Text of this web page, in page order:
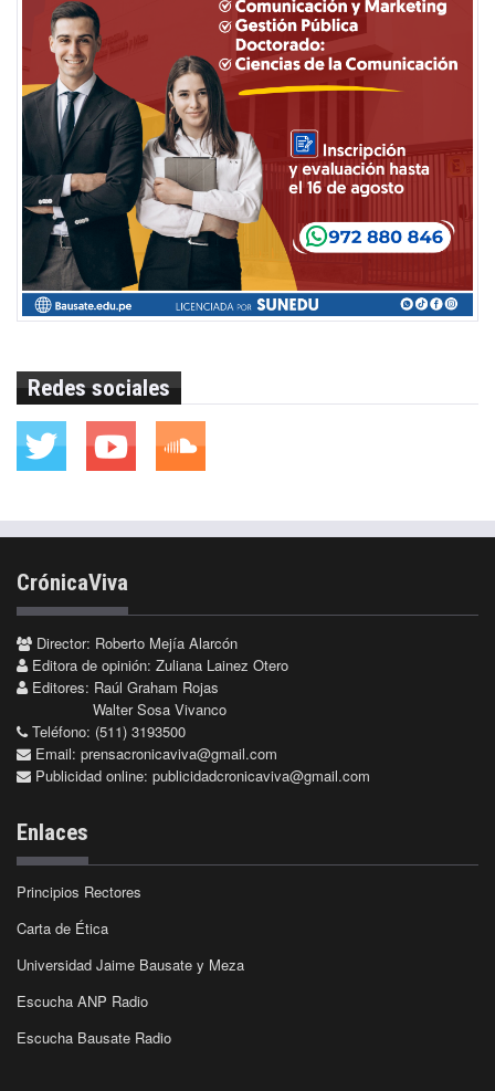
Redes sociales
CrónicaViva
Director: Roberto Mejía Alarcón
Editora de opinión: Zuliana Lainez Otero
Editores: Raúl Graham Rojas
Walter Sosa Vivanco
Teléfono: (511) 3193500
Email: prensacronicaviva@gmail.com
Publicidad online: publicidadcronicaviva@gmail.com
Enlaces
Principios Rectores
Carta de Ética
Universidad Jaime Bausate y Meza
Escucha ANP Radio
Escucha Bausate Radio